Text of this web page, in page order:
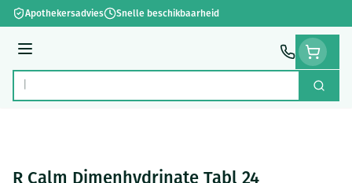
Ga naar de inhoud
Apothekersadvies Snelle beschikbaarheid
Menu
Product, merk, categorie... Zoek
R Calm Dimenhydrinate Tabl 24